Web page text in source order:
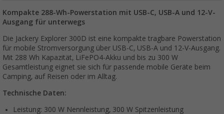
Kompakte 288-Wh-Powerstation mit USB-C, USB-A und 12-V-
Ausgang für unterwegs
Die Jackery Explorer 300D ist eine kompakte tragbare Powerstation
für mobile Stromversorgung über USB-C, USB-A und 12-V-Ausgang.
Mit 288 Wh Kapazität, LiFePO4-Akku und bis zu 300 W
Gesamtleistung eignet sie sich für passende mobile Geräte beim
Camping, auf Reisen oder im Alltag.
Technische Daten:
Leistung: 300 W Nennleistung, 300 W Spitzenleistung